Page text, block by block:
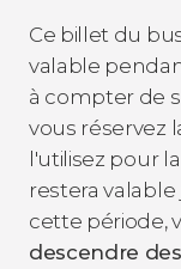
Ce billet du
valable
à compter de
vous réservez
l'utilisez pour
restera
cette période,
descendre